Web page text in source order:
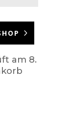
am 8.